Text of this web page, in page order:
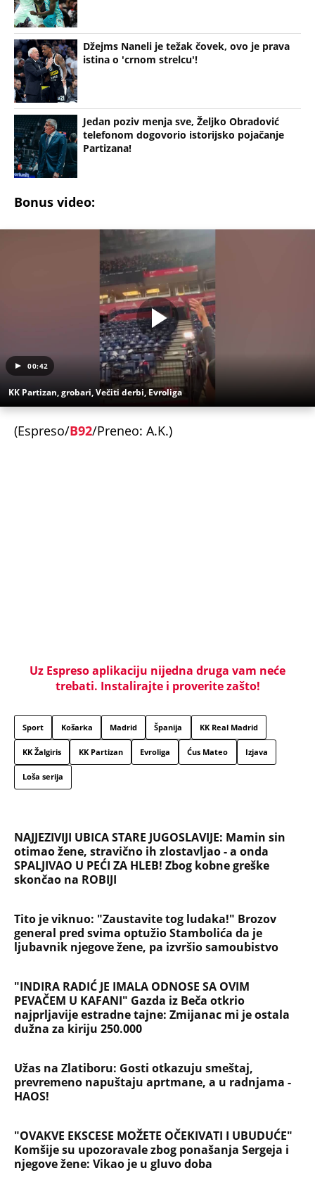
Džejms Naneli je težak čovek, ovo je prava
istina o 'crnom strelcu'!
Jedan poziv menja sve, Željko Obradović
telefonom dogovorio istorijsko pojačanje
Partizana!
Bonus video:
00:42
KK Partizan, grobari, Večiti derbi, Evroliga
(Espreso/B92/Preneo: A.K.)
Uz Espreso aplikaciju nijedna druga vam neće
trebati. Instalirajte i proverite zašto!
Sport Košarka Madrid Španija KK Real Madrid
KK Žalgiris KK Partizan Evroliga Ćus Mateo Izjava
Loša serija
NAJJEZIVIJI UBICA STARE JUGOSLAVIJE: Mamin sin
otimao žene, stravično ih zlostavljao - a onda
SPALJIVAO U PEĆI ZA HLEB! Zbog kobne greške
skončao na ROBIJI
Tito je viknuo: "Zaustavite tog ludaka!" Brozov
general pred svima optužio Stambolića da je
ljubavnik njegove žene, pa izvršio samoubistvo
"INDIRA RADIĆ JE IMALA ODNOSE SA OVIM
PEVAČEM U KAFANI" Gazda iz Beča otkrio
najprljavije estradne tajne: Zmijanac mi je ostala
dužna za kiriju 250.000
Užas na Zlatiboru: Gosti otkazuju smeštaj,
prevremeno napuštaju aprtmane, a u radnjama -
HAOS!
"OVAKVE EKSCESE MOŽETE OČEKIVATI I UBUDUĆE"
Komšije su upozoravale zbog ponašanja Sergeja i
njegove žene: Vikao je u gluvo doba